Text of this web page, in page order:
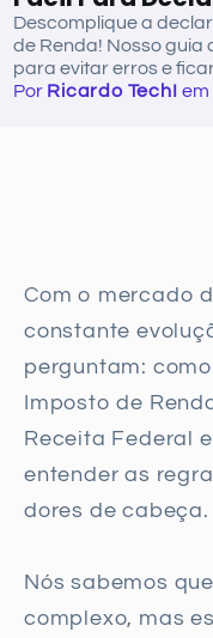
Descomplique a
de Renda! Nosso guia
para evitar erros e
Por Ricardo TechI em
Com o mercado
constante
perguntam:
Imposto de
Receita Federal
entender as
dores de cabeça.
Nós sabemos
complexo, mas